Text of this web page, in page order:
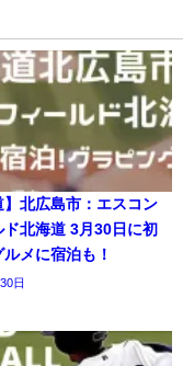
】北広島市：エスコン
ド北海道 3月30日に初
メに宿泊も！
日